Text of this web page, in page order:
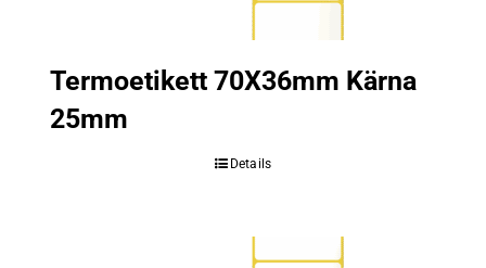
Termoetikett 70X36mm Kärna
25mm
Details